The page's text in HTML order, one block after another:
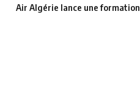
Air Algérie lance une